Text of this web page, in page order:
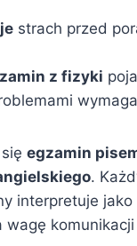
strach przed
z fizyki
egzamin
.
interpretuje